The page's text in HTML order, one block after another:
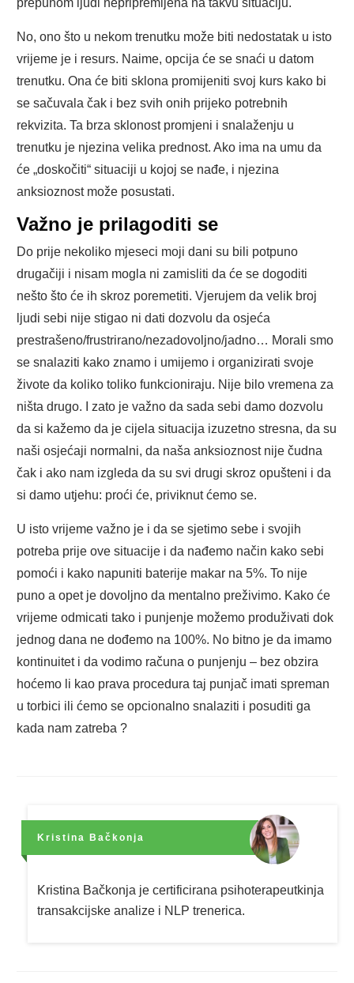
prepunom ljudi nepripremljena na takvu situaciju.
No, ono što u nekom trenutku može biti nedostatak u isto
vrijeme je i resurs. Naime, opcija će se snaći u datom
trenutku. Ona će biti sklona promijeniti svoj kurs kako bi
se sačuvala čak i bez svih onih prijeko potrebnih
rekvizita. Ta brza sklonost promjeni i snalaženju u
trenutku je njezina velika prednost. Ako ima na umu da
će „doskočiti“ situaciji u kojoj se nađe, i njezina
anksioznost može posustati.
Važno je prilagoditi se
Do prije nekoliko mjeseci moji dani su bili potpuno
drugačiji i nisam mogla ni zamisliti da će se dogoditi
nešto što će ih skroz poremetiti. Vjerujem da velik broj
ljudi sebi nije stigao ni dati dozvolu da osjeća
prestrašeno/frustrirano/nezadovoljno/jadno… Morali smo
se snalaziti kako znamo i umijemo i organizirati svoje
živote da koliko toliko funkcioniraju. Nije bilo vremena za
ništa drugo. I zato je važno da sada sebi damo dozvolu
da si kažemo da je cijela situacija izuzetno stresna, da su
naši osjećaji normalni, da naša anksioznost nije čudna
čak i ako nam izgleda da su svi drugi skroz opušteni i da
si damo utjehu: proći će, priviknut ćemo se.
U isto vrijeme važno je i da se sjetimo sebe i svojih
potreba prije ove situacije i da nađemo način kako sebi
pomoći i kako napuniti baterije makar na 5%. To nije
puno a opet je dovoljno da mentalno preživimo. Kako će
vrijeme odmicati tako i punjenje možemo produživati dok
jednog dana ne dođemo na 100%. No bitno je da imamo
kontinuitet i da vodimo računa o punjenju – bez obzira
hoćemo li kao prava procedura taj punjač imati spreman
u torbici ili ćemo se opcionalno snalaziti i posuditi ga
kada nam zatreba ?
Kristina Bačkonja
Kristina Bačkonja je certificirana psihoterapeutkinja
transakcijske analize i NLP trenerica.